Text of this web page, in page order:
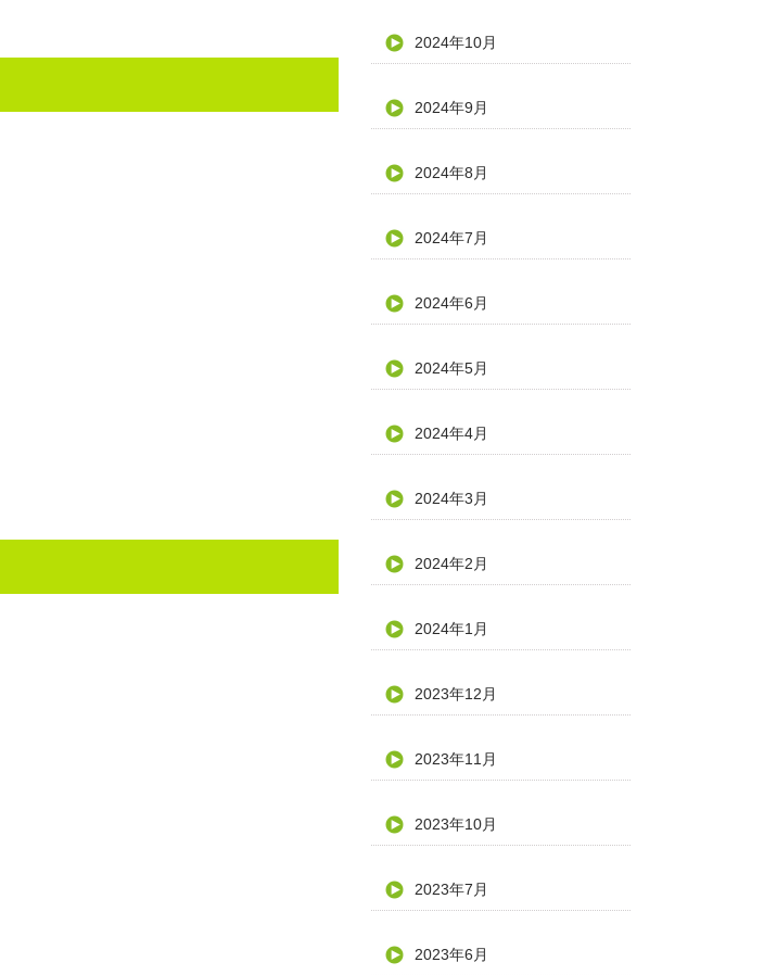
2024年10月
2024年9月
2024年8月
2024年7月
2024年6月
2024年5月
2024年4月
2024年3月
2024年2月
2024年1月
2023年12月
2023年11月
2023年10月
2023年7月
2023年6月